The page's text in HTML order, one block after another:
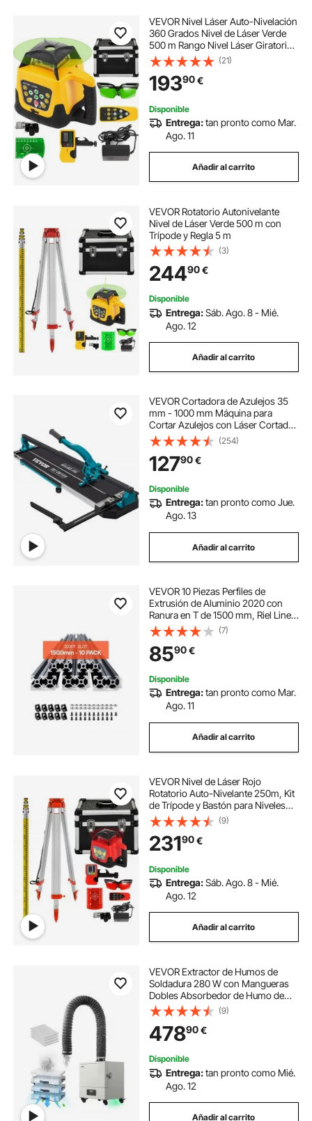
VEVOR Nivel Láser Auto-Nivelación
360 Grados Nivel de Láser Verde
500 m Rango Nivel Láser Giratorio,
Nivel de Láser Impermeable Trabajo
Continuo 25 Horas para Trabajo,
Construcción, Decoración, Hogar
(21)
19390€
Disponible
Entrega:tan pronto como Mar.
Ago. 11
Añadir al carrito
VEVOR Rotatorio Autonivelante
Nivel de Láser Verde 500 m con
Trípode y Regla 5 m
(3)
24490€
Disponible
Entrega:Sáb. Ago. 8 - Mié.
Ago. 12
Añadir al carrito
VEVOR Cortadora de Azulejos 35
mm - 1000 mm Máquina para
Cortar Azulejos con Láser Cortador
de Azulejos Manual Cortadora de
Cerámica con Soporte, Diseño Fácil
de Usar, 123 x 49 x 23 cm
(254)
12790€
Disponible
Entrega:tan pronto como Jue.
Ago. 13
Añadir al carrito
VEVOR 10 Piezas Perfiles de
Extrusión de Aluminio 2020 con
Ranura en T de 1500 mm, Riel Lineal
Anodizado de Alta Resistencia para
Impresora 3D, Máquina CNC (DIY),
Grabado Láser, Color Negro
(7)
8590€
Disponible
Entrega:tan pronto como Mar.
Ago. 11
Añadir al carrito
VEVOR Nivel de Láser Rojo
Rotatorio Auto-Nivelante 250m, Kit
de Trípode y Bastón para Niveles
Automáticos 5 m, Trípode de Nivel
Plegable para Herramientas
Automáticas de Medida y Láseres,
± 5°
(9)
23190€
Disponible
Entrega:Sáb. Ago. 8 - Mié.
Ago. 12
Añadir al carrito
VEVOR Extractor de Humos de
Soldadura 280 W con Mangueras
Dobles Absorbedor de Humo de
Soldadura 459 m³/h sin Escobillas
con Filtros de 4 Etapas y 10
Velocidades para Soldadura,
Grabado Láser
(9)
47890€
Disponible
Entrega:tan pronto como Mié.
Ago. 12
Añadir al carrito